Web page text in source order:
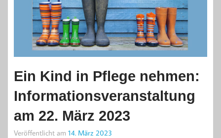
Ein Kind in Pflege nehmen:
Informationsveranstaltung
am 22. März 2023
Veröffentlicht am 14. März 2023